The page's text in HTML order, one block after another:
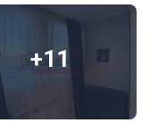
+11